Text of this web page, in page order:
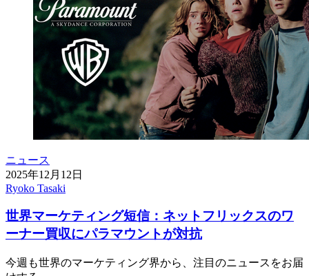
ニュース
2025年12月12日
Ryoko Tasaki
世界マーケティング短信：ネットフリックスのワ
ーナー買収にパラマウントが対抗
今週も世界のマーケティング界から、注目のニュースをお届